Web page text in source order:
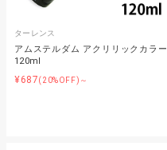
ターレンス
アムステルダム アクリリックカラー
120ml
¥687(20%OFF)～